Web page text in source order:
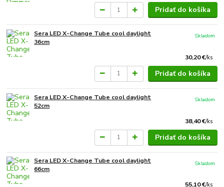
Pridať do košíka
Sera LED X-Change Tube cool daylight
36cm
30,20 €/ks
Skladom
Pridať do košíka
Sera LED X-Change Tube cool daylight
52cm
38,40 €/ks
Skladom
Pridať do košíka
Sera LED X-Change Tube cool daylight
66cm
55,10 €/ks
Skladom